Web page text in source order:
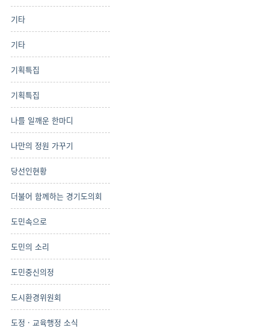
기타
기타
기획특집
기획특집
나를 일깨운 한마디
나만의 정원 가꾸기
당선인현황
더불어 함께하는 경기도의회
도민속으로
도민의 소리
도민중신의정
도시환경위원회
도정 · 교육행정 소식